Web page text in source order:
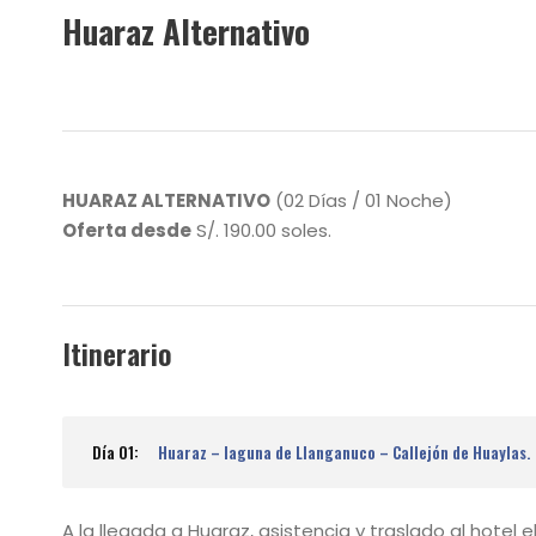
Huaraz Alternativo
HUARAZ ALTERNATIVO (02 Días / 01 Noche)
Oferta desdeS/. 190.00 soles.
Itinerario
Día 01: Huaraz – laguna de Llanganuco – Callejón de Huaylas.
A la llegada a Huaraz, asistencia y traslado al hotel